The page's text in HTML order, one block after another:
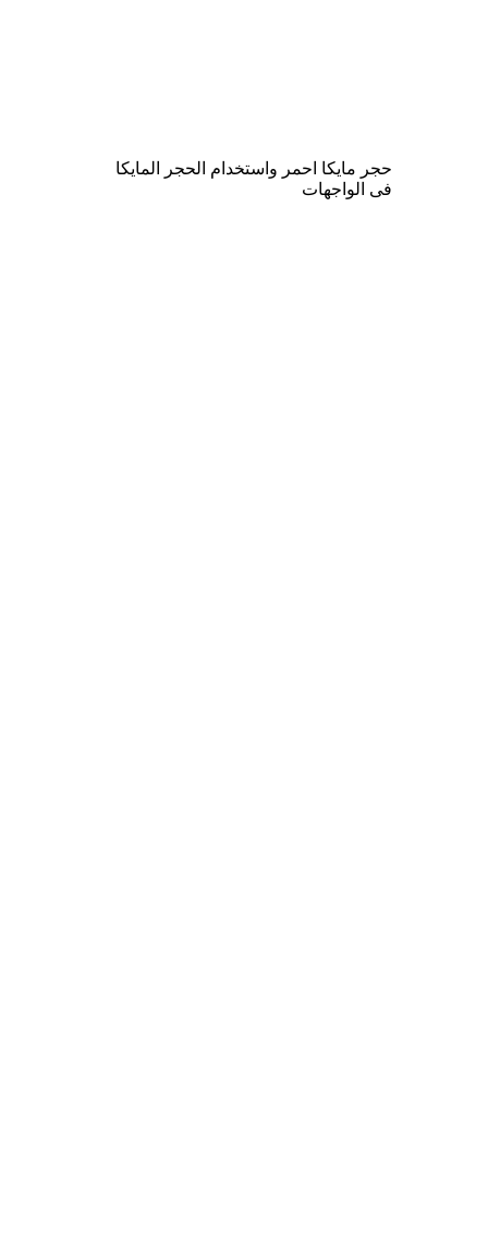
حجر مايكا احمر واستخدام الحجر المايكا
فى الواجهات